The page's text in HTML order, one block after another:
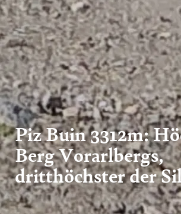
Piz Buin 3312m:
Berg Vorarlbergs,
dritthöchster der